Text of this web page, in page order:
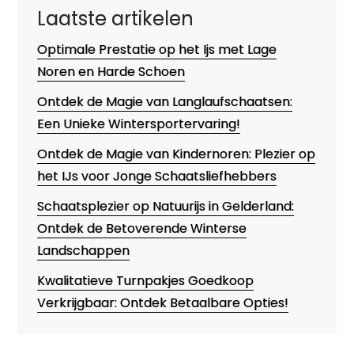
Laatste artikelen
Optimale Prestatie op het Ijs met Lage
Noren en Harde Schoen
Ontdek de Magie van Langlaufschaatsen:
Een Unieke Wintersportervaring!
Ontdek de Magie van Kindernoren: Plezier op
het IJs voor Jonge Schaatsliefhebbers
Schaatsplezier op Natuurijs in Gelderland:
Ontdek de Betoverende Winterse
Landschappen
Kwalitatieve Turnpakjes Goedkoop
Verkrijgbaar: Ontdek Betaalbare Opties!